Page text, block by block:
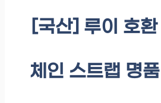
[국산] 루이 호환
체인 스트랩 명품